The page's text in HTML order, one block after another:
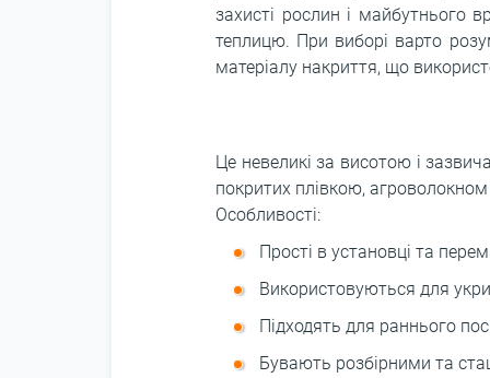
захисті рослин і майбутнього
теплицю. При виборі варто
матеріалу накриття, що
Це невеликі за висотою і
покритих плівкою,
Особливості:
Прості в установці та
Використовуються для
Підходять для раннього
Бувають розбірними та